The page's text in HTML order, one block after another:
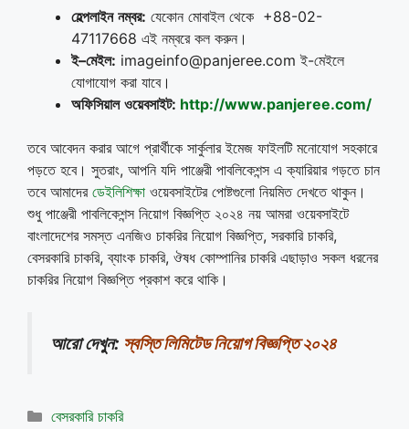
হেল্পলাইন নম্বর: যেকোন মোবাইল থেকে +88-02-
47117668 এই নম্বরে কল করুন।
ই–মেইল: imageinfo@panjeree.com ই-মেইলে
যোগাযোগ করা যাবে।
অফিসিয়াল ওয়েবসাইট: http://www.panjeree.com/
তবে আবেদন করার আগে প্রার্থীকে সার্কুলার ইমেজ ফাইলটি মনোযোগ সহকারে
পড়তে হবে। সুতরাং, আপনি যদি পাঞ্জেরী পাবলিকেশন্স এ ক্যারিয়ার গড়তে চান
তবে আমাদের ডেইলিশিক্ষা ওয়েবসাইটের পোষ্টগুলো নিয়মিত দেখতে থাকুন।
শুধু পাঞ্জেরী পাবলিকেশন্স নিয়োগ বিজ্ঞপ্তি ২০২৪ নয় আমরা ওয়েবসাইটে
বাংলাদেশের সমস্ত এনজিও চাকরির নিয়োগ বিজ্ঞপ্তি, সরকারি চাকরি,
বেসরকারি চাকরি, ব্যাংক চাকরি, ঔষধ কোম্পানির চাকরি এছাড়াও সকল ধরনের
চাকরির নিয়োগ বিজ্ঞপ্তি প্রকাশ করে থাকি।
আরো দেখুন: স্বস্তি লিমিটেড নিয়োগ বিজ্ঞপ্তি ২০২৪
Categories
বেসরকারি চাকরি